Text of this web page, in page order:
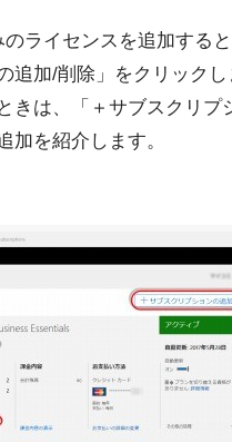
ライセンスを追加する
追加/削除」をクリック
きは、「＋サブスクリ
加を紹介します。